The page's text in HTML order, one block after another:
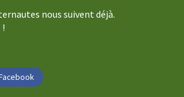
nous suivent déjà.